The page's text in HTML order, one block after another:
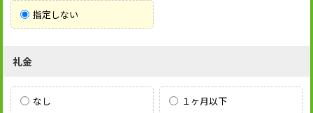
指定しない
礼金
なし １ヶ月以下